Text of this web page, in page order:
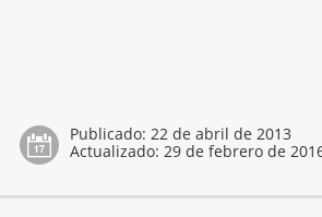
Publicado: 22 de abril de 2013
Actualizado: 29 de febrero de